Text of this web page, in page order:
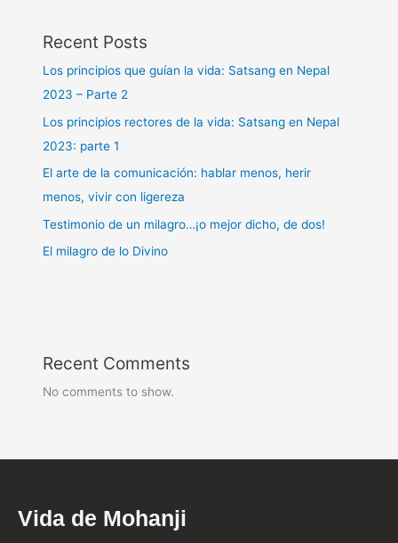
Recent Posts
Los principios que guían la vida: Satsang en Nepal
2023 – Parte 2
Los principios rectores de la vida: Satsang en Nepal
2023: parte 1
El arte de la comunicación: hablar menos, herir
menos, vivir con ligereza
Testimonio de un milagro…¡o mejor dicho, de dos!
El milagro de lo Divino
Recent Comments
No comments to show.
Vida de Mohanji